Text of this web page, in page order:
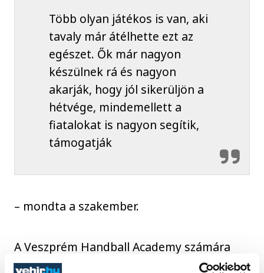
Több olyan játékos is van, aki
tavaly már átélhette ezt az
egészet. Ők már nagyon
készülnek rá és nagyon
akarják, hogy jól sikerüljön a
hétvége, mindemellett a
fiatalokat is nagyon segítik,
támogatják
– mondta a szakember.
A Veszprém Handball Academy számára
már a négyes döntőbe jutás is jelentős